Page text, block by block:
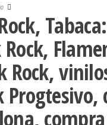
Rock,
Progtesivo,